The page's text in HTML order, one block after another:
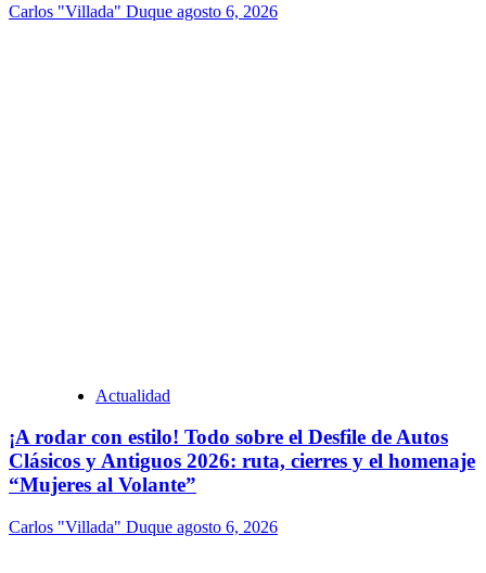
Carlos "Villada" Duque agosto 6, 2026
Actualidad
¡A rodar con estilo! Todo sobre el Desfile de Autos
Clásicos y Antiguos 2026: ruta, cierres y el homenaje
“Mujeres al Volante”
Carlos "Villada" Duque agosto 6, 2026